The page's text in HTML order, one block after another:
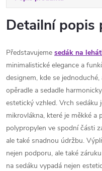
Detailní popis
Představujeme sedák na
minimalistické elegance a
designem, kde se
opěradle a sedadle
estetický vzhled. Vrch sedáku
mikrovlákna, které je měkké a
polypropylen ve spodní části
ale také snadnou údržbu.
nejen podporu, ale také
na sedáku vypadá nejen